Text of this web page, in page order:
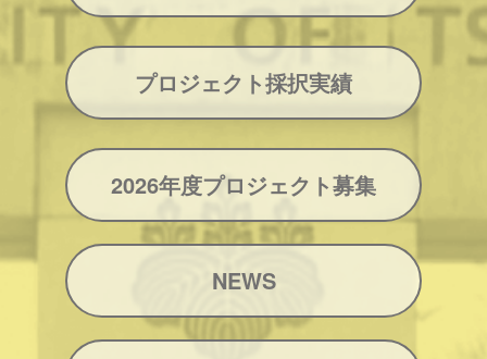
プロジェクト採択実績
2026年度プロジェクト募集
NEWS